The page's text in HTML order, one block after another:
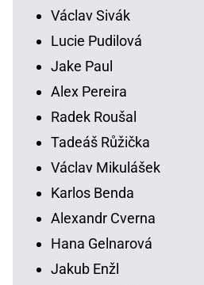
Václav Sivák
Lucie Pudilová
Jake Paul
Alex Pereira
Radek Roušal
Tadeáš Růžička
Václav Mikulášek
Karlos Benda
Alexandr Cverna
Hana Gelnarová
Jakub Enžl